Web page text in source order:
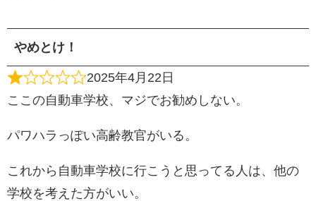
やめとけ！
2025年4月22日
ここの自動車学校、マジでお勧めしない。
パワハラっぽい高齢教官がいる。
これから自動車学校に行こうと思ってる人は、他の
学校を考えた方がいい。